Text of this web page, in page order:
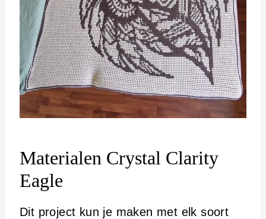
Materialen Crystal Clarity
Eagle
Dit project kun je maken met elk soort